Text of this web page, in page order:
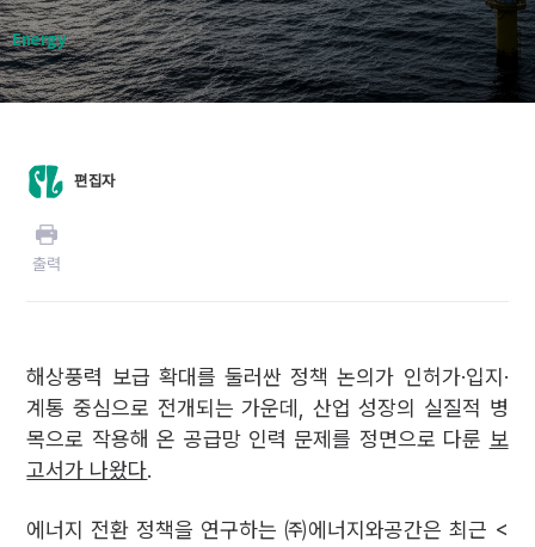
Energy
편집자
출력
해상풍력 보급 확대를 둘러싼 정책 논의가 인허가·입지·
계통 중심으로 전개되는 가운데, 산업 성장의 실질적 병
목으로 작용해 온 공급망 인력 문제를 정면으로 다룬 보
고서가 나왔다.
에너지 전환 정책을 연구하는 ㈜에너지와공간은 최근 <